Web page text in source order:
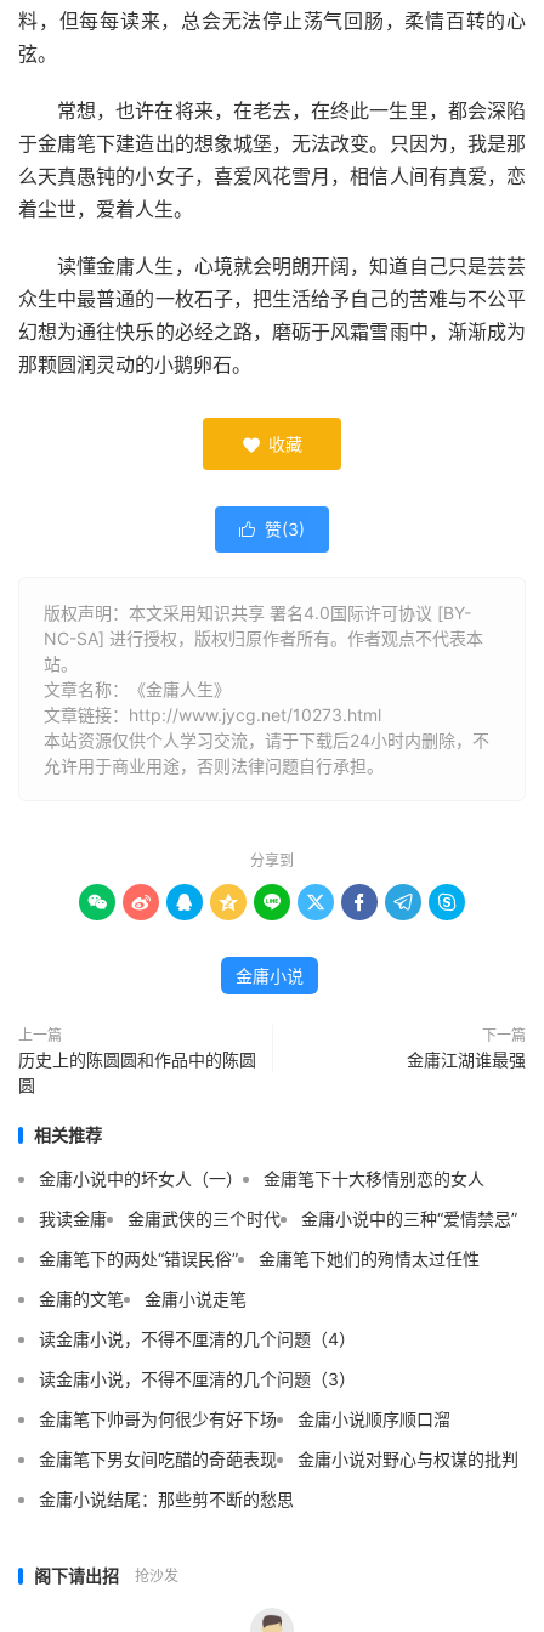
料，但每每读来，总会无法停止荡气回肠，柔情百转的心
弦。
常想，也许在将来，在老去，在终此一生里，都会深陷
于金庸笔下建造出的想象城堡，无法改变。只因为，我是那
么天真愚钝的小女子，喜爱风花雪月，相信人间有真爱，恋
着尘世，爱着人生。
读懂金庸人生，心境就会明朗开阔，知道自己只是芸芸
众生中最普通的一枚石子，把生活给予自己的苦难与不公平
幻想为通往快乐的必经之路，磨砺于风霜雪雨中，渐渐成为
那颗圆润灵动的小鹅卵石。
 收藏
 赞(3)
版权声明：本文采用知识共享 署名4.0国际许可协议 [BY-
NC-SA] 进行授权，版权归原作者所有。作者观点不代表本
站。
文章名称：《金庸人生》
文章链接： http://www.jycg.net/10273.html
本站资源仅供个人学习交流，请于下载后24小时内删除，不
允许用于商业用途，否则法律问题自行承担。
分享到
        
金庸小说
上一篇
历史上的陈圆圆和作品中的陈圆
圆
下一篇
金庸江湖谁最强
相关推荐
金庸小说中的坏女人（一）
金庸笔下十大移情别恋的女人
我读金庸
金庸武侠的三个时代
金庸小说中的三种“爱情禁忌”
金庸笔下的两处“错误民俗”
金庸笔下她们的殉情太过任性
金庸的文笔
金庸小说走笔
读金庸小说，不得不厘清的几个问题（4）
读金庸小说，不得不厘清的几个问题（3）
金庸笔下帅哥为何很少有好下场
金庸小说顺序顺口溜
金庸笔下男女间吃醋的奇葩表现
金庸小说对野心与权谋的批判
金庸小说结尾：那些剪不断的愁思
阁下请出招 抢沙发